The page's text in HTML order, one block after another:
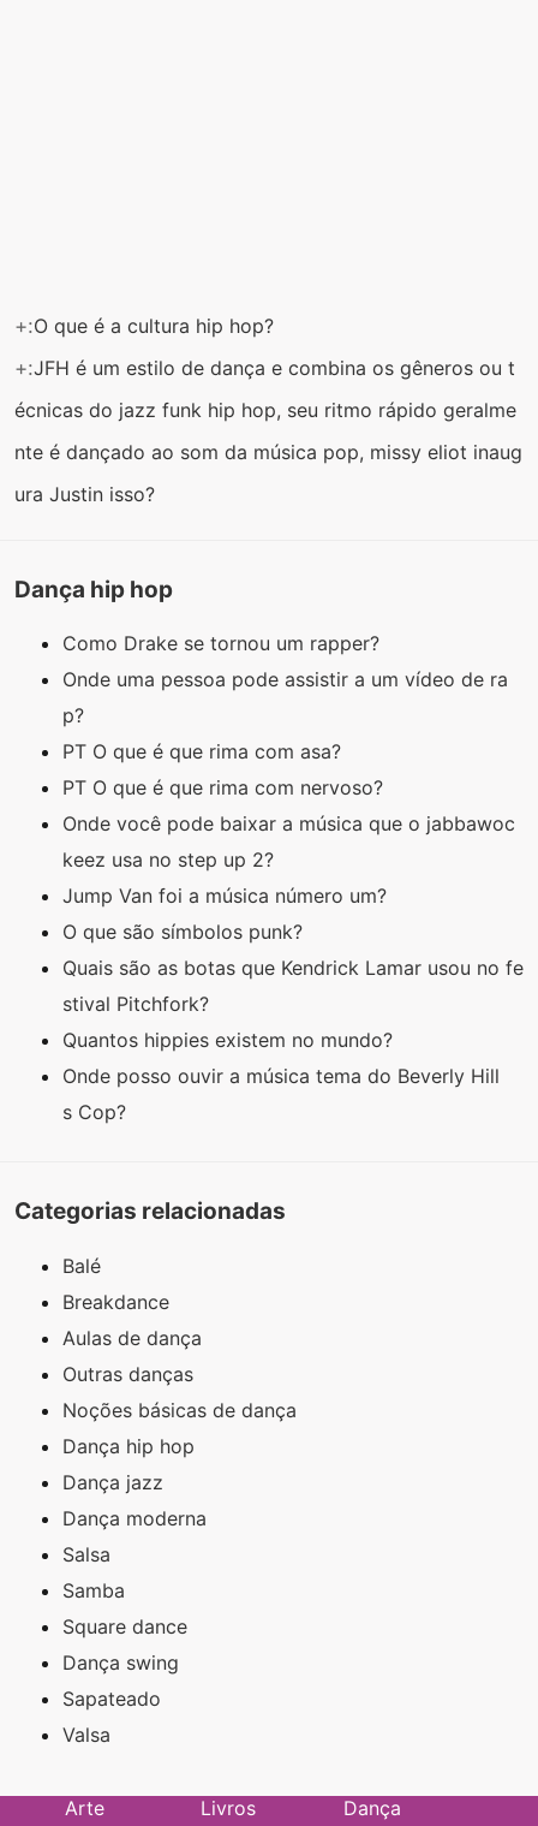
+:O que é a cultura hip hop?
+:JFH é um estilo de dança e combina os gêneros ou t
écnicas do jazz funk hip hop, seu ritmo rápido geralme
nte é dançado ao som da música pop, missy eliot inaug
ura Justin isso?
Dança hip hop
Como Drake se tornou um rapper?
Onde uma pessoa pode assistir a um vídeo de ra
p?
PT O que é que rima com asa?
PT O que é que rima com nervoso?
Onde você pode baixar a música que o jabbawoc
keez usa no step up 2?
Jump Van foi a música número um?
O que são símbolos punk?
Quais são as botas que Kendrick Lamar usou no fe
stival Pitchfork?
Quantos hippies existem no mundo?
Onde posso ouvir a música tema do Beverly Hill
s Cop?
Categorias relacionadas
Balé
Breakdance
Aulas de dança
Outras danças
Noções básicas de dança
Dança hip hop
Dança jazz
Dança moderna
Salsa
Samba
Square dance
Dança swing
Sapateado
Valsa
Arte Livros Dança